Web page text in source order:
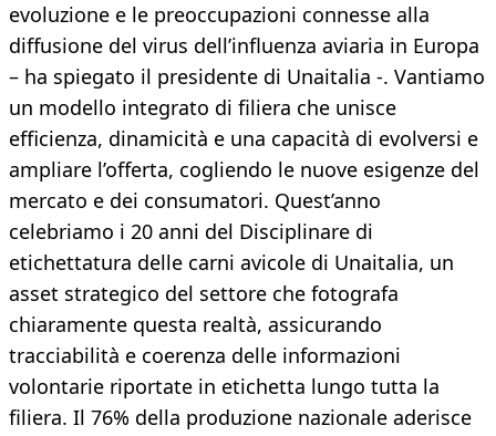
evoluzione e le preoccupazioni connesse alla
diffusione del virus dell’influenza aviaria in Europa
– ha spiegato il presidente di Unaitalia -. Vantiamo
un modello integrato di filiera che unisce
efficienza, dinamicità e una capacità di evolversi e
ampliare l’offerta, cogliendo le nuove esigenze del
mercato e dei consumatori. Quest’anno
celebriamo i 20 anni del Disciplinare di
etichettatura delle carni avicole di Unaitalia, un
asset strategico del settore che fotografa
chiaramente questa realtà, assicurando
tracciabilità e coerenza delle informazioni
volontarie riportate in etichetta lungo tutta la
filiera. Il 76% della produzione nazionale aderisce